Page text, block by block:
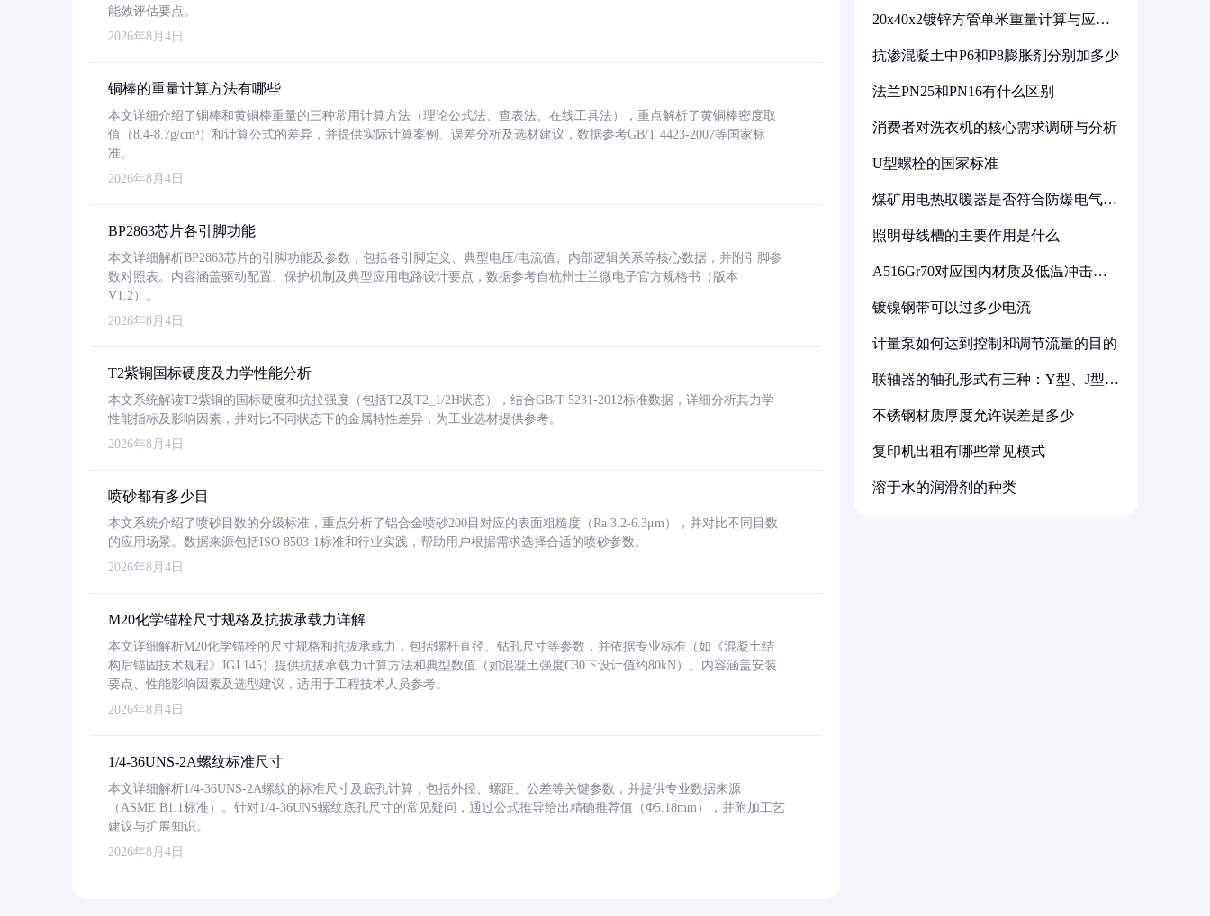
能效评估要点。
2026年8月4日
铜棒的重量计算方法有哪些
本文详细介绍了铜棒和黄铜棒重量的三种常用计算方法（理论公式法、查表法、在线工具法），重点解析了黄铜棒密度取
值（8.4-8.7g/cm³）和计算公式的差异，并提供实际计算案例、误差分析及选材建议，数据参考GB/T 4423-2007等国家标
准。
2026年8月4日
BP2863芯片各引脚功能
本文详细解析BP2863芯片的引脚功能及参数，包括各引脚定义、典型电压/电流值、内部逻辑关系等核心数据，并附引脚参
数对照表。内容涵盖驱动配置、保护机制及典型应用电路设计要点，数据参考自杭州士兰微电子官方规格书（版本
V1.2）。
2026年8月4日
T2紫铜国标硬度及力学性能分析
本文系统解读T2紫铜的国标硬度和抗拉强度（包括T2及T2_1/2H状态），结合GB/T 5231-2012标准数据，详细分析其力学
性能指标及影响因素，并对比不同状态下的金属特性差异，为工业选材提供参考。
2026年8月4日
喷砂都有多少目
本文系统介绍了喷砂目数的分级标准，重点分析了铝合金喷砂200目对应的表面粗糙度（Ra 3.2-6.3μm），并对比不同目数
的应用场景。数据来源包括ISO 8503-1标准和行业实践，帮助用户根据需求选择合适的喷砂参数。
2026年8月4日
M20化学锚栓尺寸规格及抗拔承载力详解
本文详细解析M20化学锚栓的尺寸规格和抗拔承载力，包括螺杆直径、钻孔尺寸等参数，并依据专业标准（如《混凝土结
构后锚固技术规程》JGJ 145）提供抗拔承载力计算方法和典型数值（如混凝土强度C30下设计值约80kN）。内容涵盖安装
要点、性能影响因素及选型建议，适用于工程技术人员参考。
2026年8月4日
1/4-36UNS-2A螺纹标准尺寸
本文详细解析1/4-36UNS-2A螺纹的标准尺寸及底孔计算，包括外径、螺距、公差等关键参数，并提供专业数据来源
（ASME B1.1标准）。针对1/4-36UNS螺纹底孔尺寸的常见疑问，通过公式推导给出精确推荐值（Φ5.18mm），并附加工艺
建议与扩展知识。
2026年8月4日
20x40x2镀锌方管单米重量计算与应用
抗渗混凝土中P6和P8膨胀剂分别加多少
法兰PN25和PN16有什么区别
消费者对洗衣机的核心需求调研与分析
U型螺栓的国家标准
煤矿用电热取暖器是否符合防爆电气设
照明母线槽的主要作用是什么
A516Gr70对应国内材质及低温冲击要
镀镍钢带可以过多少电流
计量泵如何达到控制和调节流量的目的
联轴器的轴孔形式有三种：Y型、J型、
不锈钢材质厚度允许误差是多少
复印机出租有哪些常见模式
溶于水的润滑剂的种类